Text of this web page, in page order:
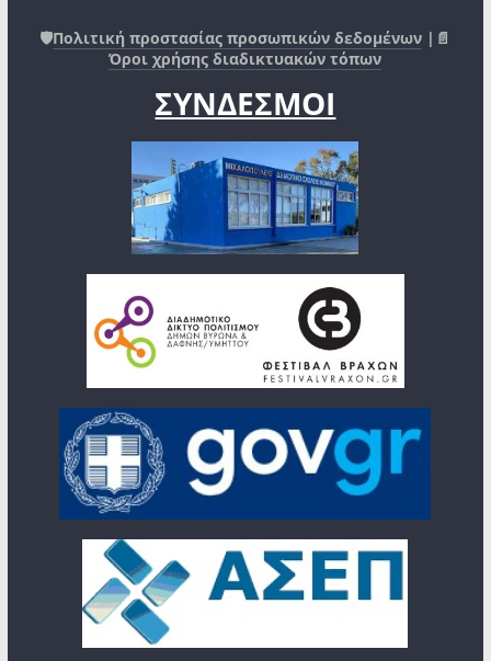
🛡️Πολιτική προστασίας προσωπικών δεδομένων |📄
Όροι χρήσης διαδικτυακών τόπων
ΣΥΝΔΕΣΜΟΙ